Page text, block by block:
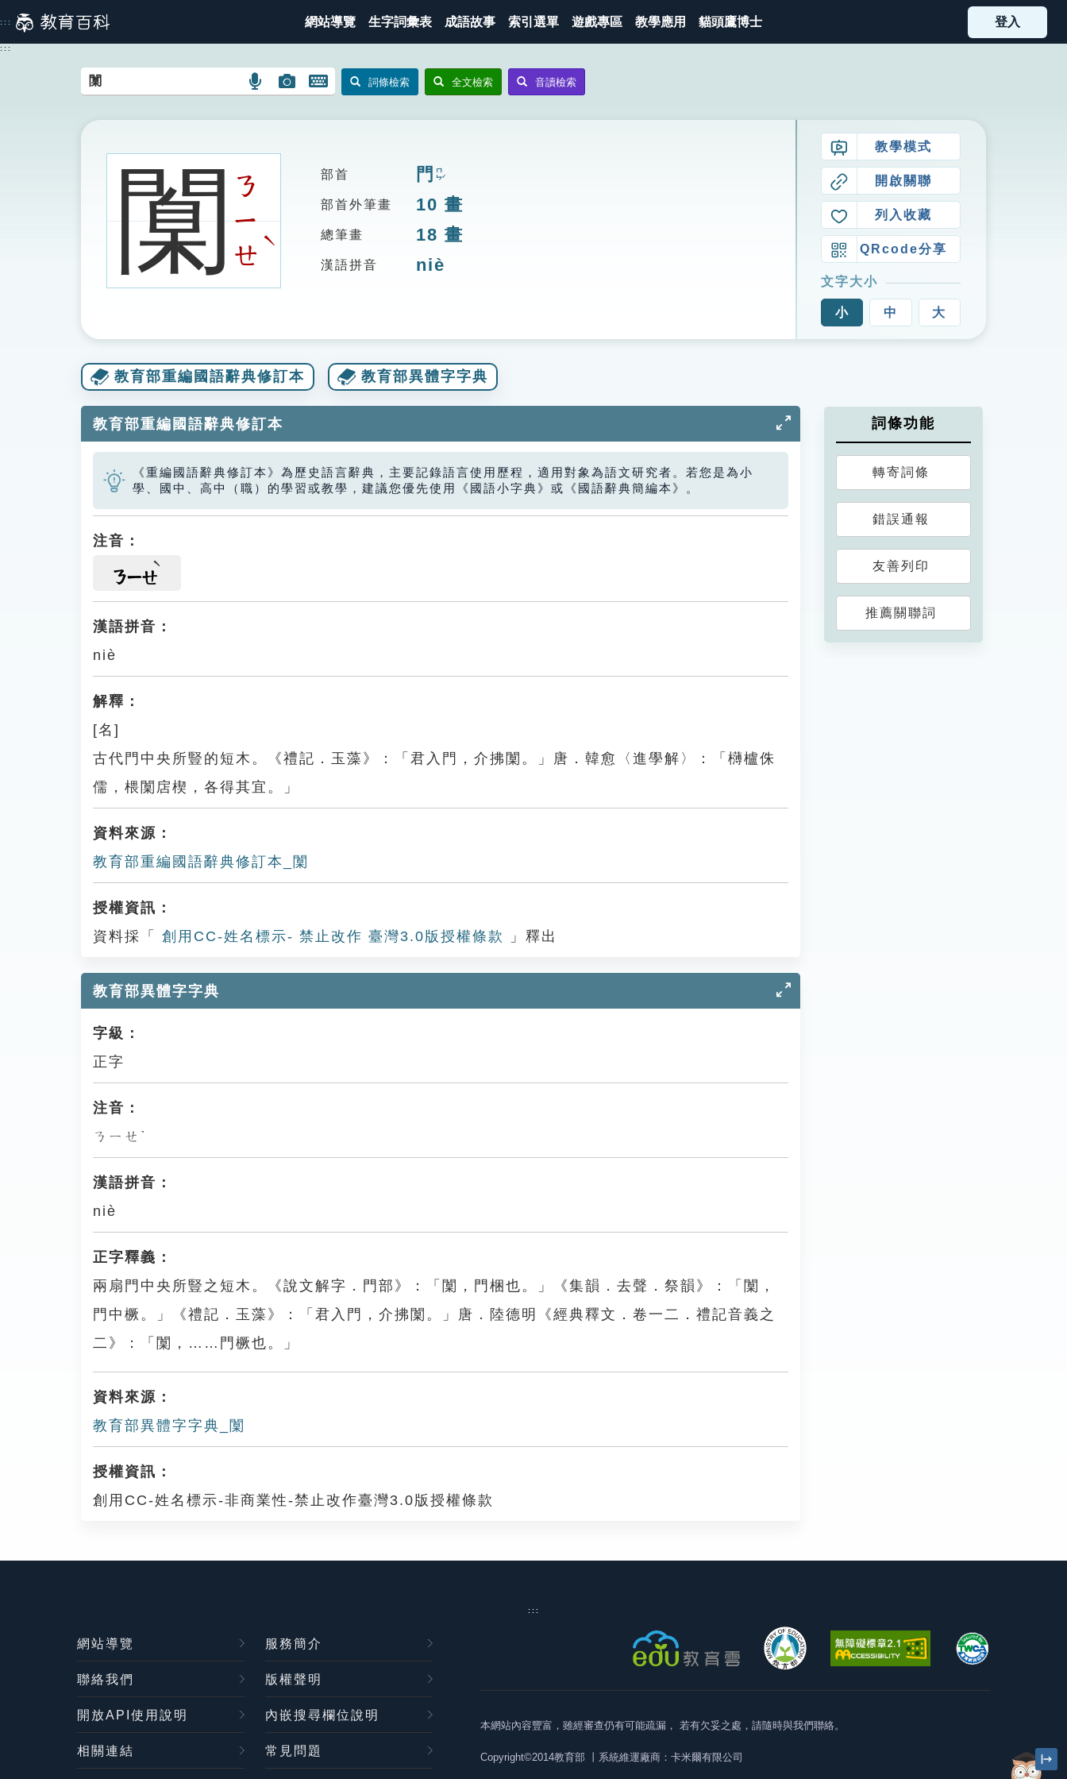
到
主
::: 網站導覽 生字詞彙表 成語故事 索引選單 遊戲專區 教學應用 貓頭鷹博士 登入
:::
語
搜
圖
圖
搜
開
鍵
示
詞條檢索 全文檢索 音讀檢索
闑ㄋ
ㄧ
ㄝ
ˋ
部首 門 ㄇㄣˊ
部首外筆畫 10 畫
總筆畫 18 畫
漢語拼音 niè
教學模式
開啟關聯
列入收藏
QRcode分享
文字大小
小 中 大
教育部重編國語辭典修訂本 教育部異體字字典
教育部重編國語辭典修訂本
《重編國語辭典修訂本》為歷史語言辭典，主要記錄語言使用歷程，適用對象為語文研究者。若您是為小
學、國中、高中（職）的學習或教學，建議您優先使用《國語小字典》或《國語辭典簡編本》。
注音：
ㄋㄧㄝ
漢語拼音：
niè
解釋：
[名]
古代門中央所豎的短木。《禮記．玉藻》：「君入門，介拂闑。」唐．韓愈〈進學解〉：「欂櫨侏
儒，椳闑扂楔，各得其宜。」
資料來源：
教育部重編國語辭典修訂本_闑
授權資訊：
資料採「
創用CC-姓名標示- 禁止改作 臺灣3.0版授權條款 」釋出
教育部異體字字典
字級：
正字
注音：
ㄋㄧㄝˋ
漢語拼音：
niè
正字釋義：
兩扇門中央所豎之短木。《說文解字．門部》：「闑，門梱也。」《集韻．去聲．祭韻》：「闑，
門中橛。」《禮記．玉藻》：「君入門，介拂闑。」唐．陸德明《經典釋文．卷一二．禮記音義之
二》：「闑，……門橛也。」
資料來源：
教育部異體字字典_闑
授權資訊：
創用CC-姓名標示-非商業性-禁止改作臺灣3.0版授權條款
詞條功能
轉寄詞條
錯誤通報
友善列印
推薦關聯詞
:::
網站導覽 服務簡介
聯絡我們 版權聲明
開放API使用說明 內嵌搜尋欄位說明
相關連結 常見問題
本網站內容豐富，雖經審查仍有可能疏漏， 若有欠妥之處，請隨時與我們聯絡。
Copyright©2014教育部 丨系統維運廠商：卡米爾有限公司